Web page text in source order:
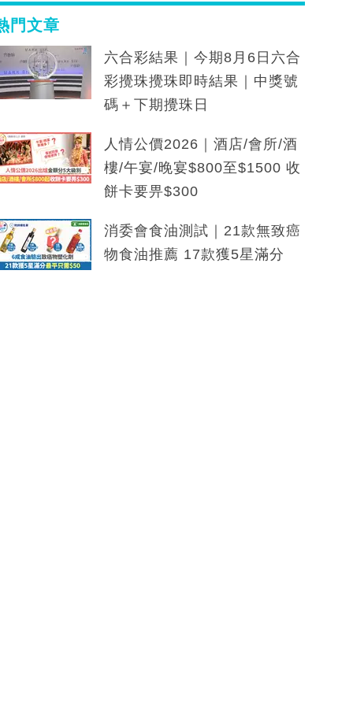
門文章
六合彩結果｜今期8月6日六合
彩攪珠攪珠即時結果｜中獎號
碼＋下期攪珠日
人情公價2026｜酒店/會所/酒
樓/午宴/晚宴$800至$1500 收
餅卡要畀$300
消委會食油測試｜21款無致癌
物食油推薦 17款獲5星滿分